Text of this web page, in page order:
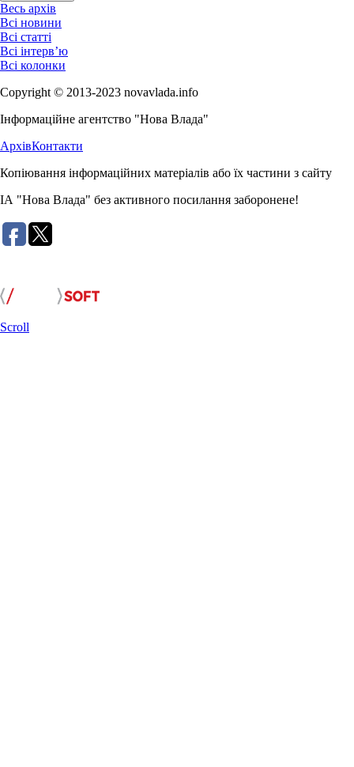
Весь архів
Всі новини
Всі статті
Всі інтерв’ю
Всі колонки
Copyright © 2013-2023 novavlada.info
Інформаційне агентство "Нова Влада"
АрхівКонтакти
Копіювання інформаційних матеріалів або їх частини з сайту
ІА "Нова Влада" без активного посилання заборонене!
Scroll